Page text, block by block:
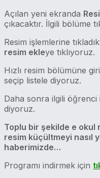
Açılan yeni ekranda
çıkacaktır. İlgili bölüme
Resim işlemlerine
resim ekleye tıklıyoruz.
Hızlı resim bölümüne
seçip listele diyoruz.
Daha sonra ilgili öğrenci
diyoruz.
Toplu bir şekilde e okul
resim küçültmeyi nasıl
haberimizde…
Programı indirmek için